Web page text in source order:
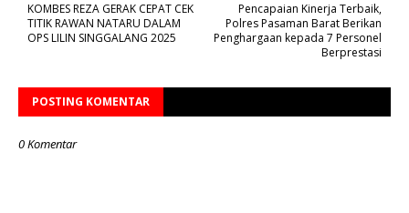
Pencapaian Kinerja Terbaik,
Polres Pasaman Barat Berikan
Penghargaan kepada 7 Personel
Berprestasi
KOM­BES REZA GERAK CEPAT CEK
TITIK RAWAN NATARU DALAM
OPS LILIN SINGGALANG 2025
POSTING KOMENTAR
0 Komentar